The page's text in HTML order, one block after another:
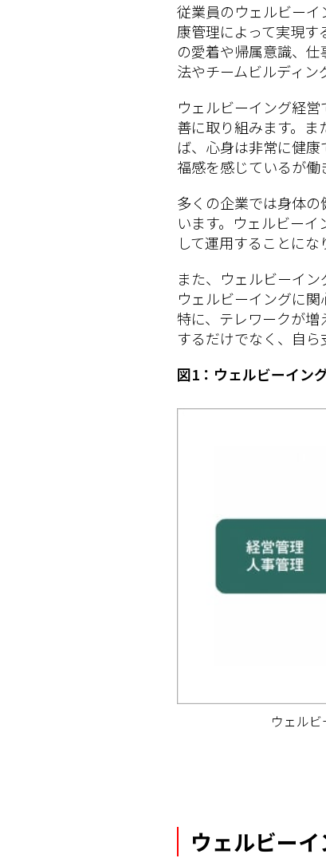
従業員のウェルビー
康管理によって実現
の愛着や帰属意識、
法やチームビルディン
ウェルビーイング経
善に取り組みます。
ば、心身は非常に健
福感を感じているが働
多くの企業では身体
います。ウェルビー
して運用することにな
また、ウェルビーイ
ウェルビーイングに
特に、テレワークが
するだけでなく、自ら
図1：ウェルビーイン
ウェル
ウェルビー